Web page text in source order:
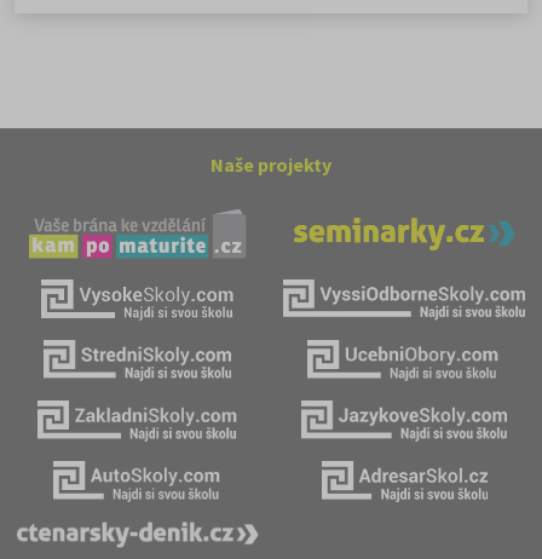
Naše projekty